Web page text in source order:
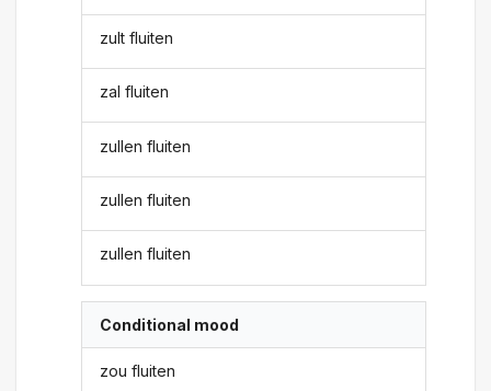
zult fluiten
zal fluiten
zullen fluiten
zullen fluiten
zullen fluiten
Conditional mood
zou fluiten